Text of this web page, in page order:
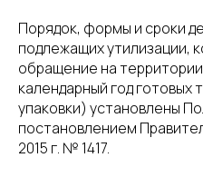
Порядок, формы и сроки
подлежащих утилизации,
обращение на
календарный год готовых
упаковки) установлены
постановлением
2015 г. № 1417.